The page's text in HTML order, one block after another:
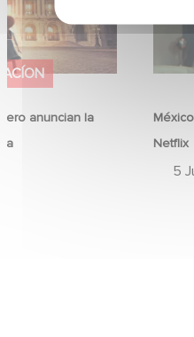
anuncian la
Netflix
5